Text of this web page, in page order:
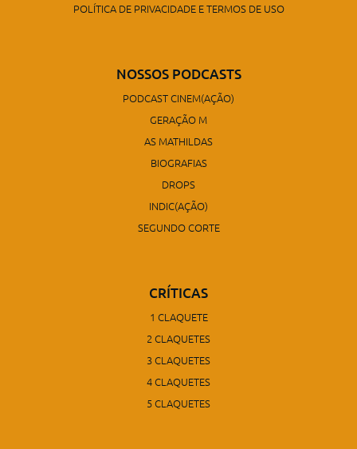
POLÍTICA DE PRIVACIDADE E TERMOS DE USO
NOSSOS PODCASTS
PODCAST CINEM(AÇÃO)
GERAÇÃO M
AS MATHILDAS
BIOGRAFIAS
DROPS
INDIC(AÇÃO)
SEGUNDO CORTE
CRÍTICAS
1 CLAQUETE
2 CLAQUETES
3 CLAQUETES
4 CLAQUETES
5 CLAQUETES